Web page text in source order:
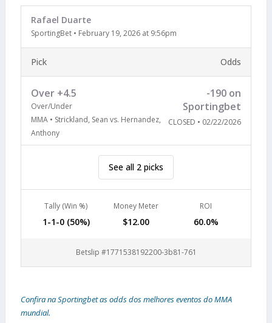
Rafael Duarte
SportingBet • February 19, 2026 at 9:56pm
Pick Odds
Over +4.5
Over/Under
MMA • Strickland, Sean vs. Hernandez,
Anthony
-190 on
Sportingbet
CLOSED • 02/22/2026
See all 2 picks
Tally (Win %)
1-1-0 (50%)
Money Meter
$12.00
ROI
60.0%
Betslip #1771538192200-3b81-761
Confira na Sportingbet as odds dos melhores eventos do MMA
mundial.